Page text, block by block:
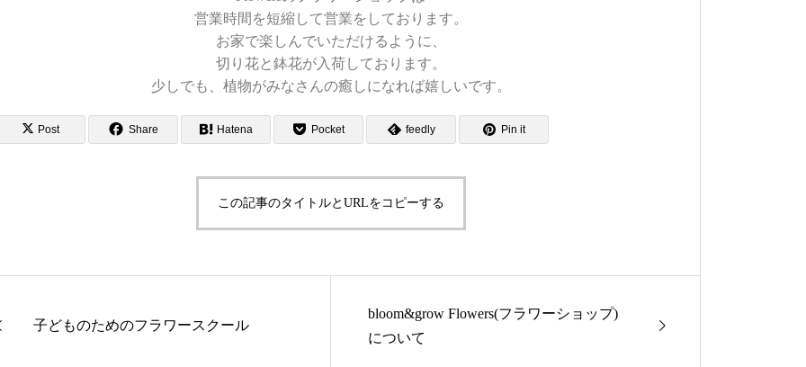
営業時間を短縮して営業をしております。
お家で楽しんでいただけるように、
切り花と鉢花が入荷しております。
少しでも、植物がみなさんの癒しになれば嬉しいです。
Post Share Hatena Pocket feedly Pin it
この記事のタイトルとURLをコピーする
子どものためのフラワースクール
bloom&grow Flowers(フラワーショップ)
について